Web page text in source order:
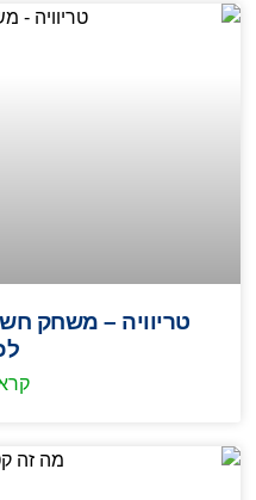
טריוויה – משחק